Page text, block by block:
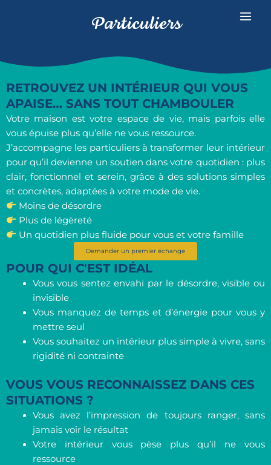
Particuliers
RETROUVEZ UN INTÉRIEUR QUI VOUS
APAISE… SANS TOUT CHAMBOULER
Votre maison est votre espace de vie, mais parfois elle
vous épuise plus qu’elle ne vous ressource.
J’accompagne les particuliers à transformer leur intérieur
pour qu’il devienne un soutien dans votre quotidien : plus
clair, fonctionnel et serein, grâce à des solutions simples
et concrètes, adaptées à votre mode de vie.
Moins de désordre
Plus de légèreté
Un quotidien plus fluide pour vous et votre famille
Demander un premier échange
POUR QUI C'EST IDÉAL
Vous vous sentez envahi par le désordre, visible ou
invisible
Vous manquez de temps et d’énergie pour vous y
mettre seul
Vous souhaitez un intérieur plus simple à vivre, sans
rigidité ni contrainte
VOUS VOUS RECONNAISSEZ DANS CES
SITUATIONS ?
Vous avez l’impression de toujours ranger, sans
jamais voir le résultat
Votre intérieur vous pèse plus qu’il ne vous
ressource